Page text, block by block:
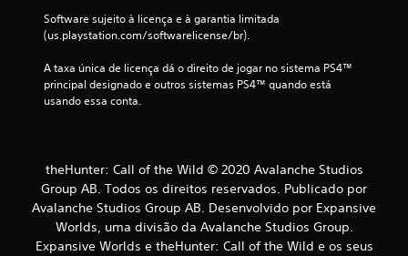
n
a
o
s
.
o
d
e
e
Software sujeito à licença e à garantia limitada
(us.playstation.com/softwarelicense/br).
A taxa única de licença dá o direito de jogar no sistema PS4™
principal designado e outros sistemas PS4™ quando está
usando essa conta.
theHunter: Call of the Wild © 2020 Avalanche Studios
Group AB. Todos os direitos reservados. Publicado por
Avalanche Studios Group AB. Desenvolvido por Expansive
Worlds, uma divisão da Avalanche Studios Group.
Expansive Worlds e theHunter: Call of the Wild e os seus